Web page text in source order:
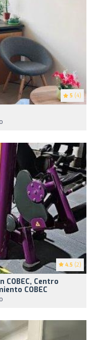
5 (4)
4.5 (2)
COBEC, Centro
COBEC